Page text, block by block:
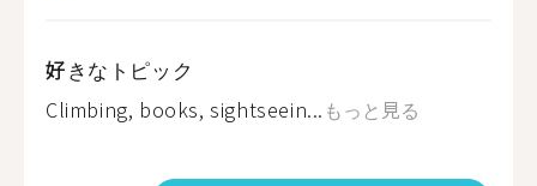
好きなトピック
Climbing, books, sightseein... もっと見る